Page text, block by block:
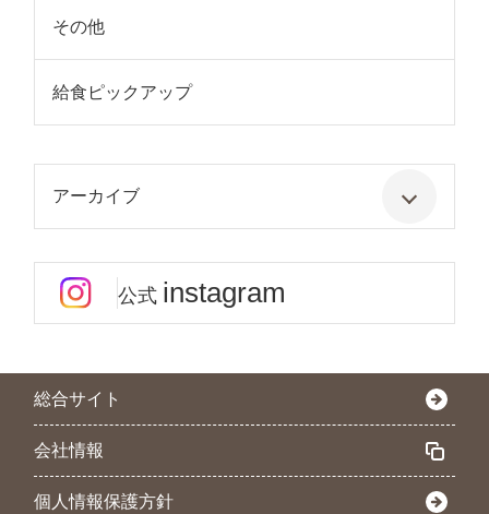
その他
給食ピックアップ
アーカイブ
公式 instagram
総合サイト
会社情報
個人情報保護方針